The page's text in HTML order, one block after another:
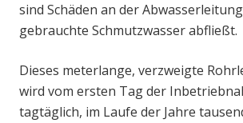
sind Schäden an der
gebrauchte Schmutzwasser abfließt.
Dieses meterlange, verzweigte
wird vom ersten Tag der
tagtäglich, im Laufe der Jahre